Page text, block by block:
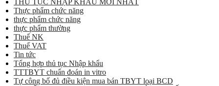
Thực phẩm chức năng
thực phẩm chức năng
thực phẩm thường
Thuế NK
Thuế VAT
Tin tức
Tổng hợp thủ tục Nhập khẩu
TTTBYT chuẩn đoán in vitro
Tự công bố đủ điều kiện mua bán TBYT loại BCD